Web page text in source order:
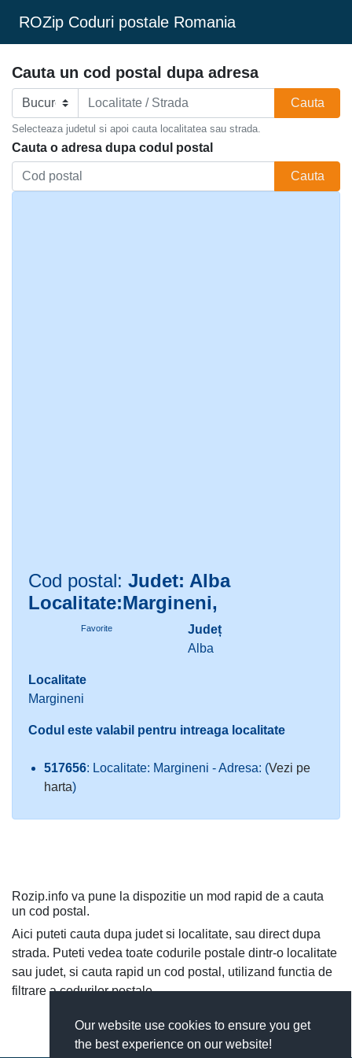
Our website use cookies to ensure you get
the best experience on our website!
ROZip Coduri postale Romania
Cauta un cod postal dupa adresa
Cauta
Selecteaza judetul si apoi cauta localitatea sau strada.
Cauta o adresa dupa codul postal
Cauta
Cod postal: Judet: Alba
Localitate:Margineni,
Favorite
Județ
Alba
Localitate
Margineni
Codul este valabil pentru intreaga localitate
517656: Localitate: Margineni - Adresa: (Vezi pe
harta)
Rozip.info va pune la dispozitie un mod rapid de a cauta
un cod postal.
Aici puteti cauta dupa judet si localitate, sau direct dupa
strada. Puteti vedea toate codurile postale dintr-o localitate
sau judet, si cauta rapid un cod postal, utilizand functia de
filtrare a codurilor postale.